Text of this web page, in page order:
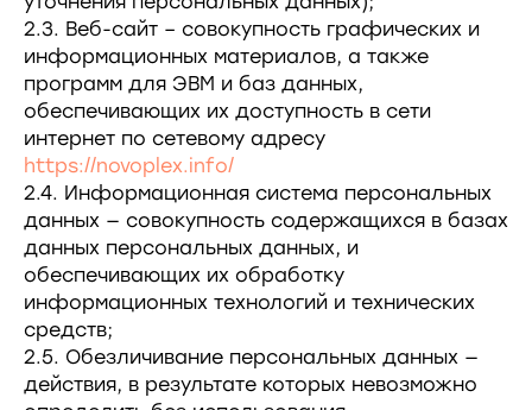
2.3. Веб-сайт – совокупность графических и
информационных материалов, а также
программ для ЭВМ и баз данных,
обеспечивающих их доступность в сети
интернет по сетевому адресу
https://novoplex.info/
2.4. Информационная система персональных
данных — совокупность содержащихся в базах
данных персональных данных, и
обеспечивающих их обработку
информационных технологий и технических
средств;
2.5. Обезличивание персональных данных —
действия, в результате которых невозможно